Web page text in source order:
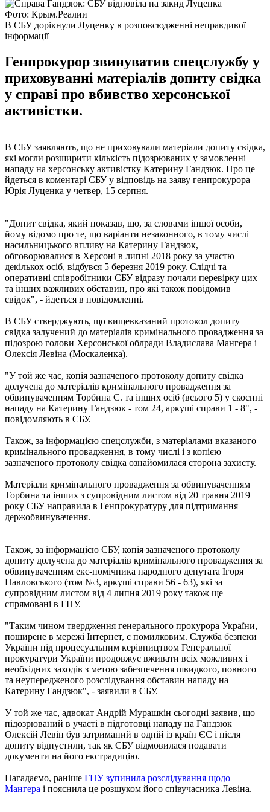
Фото: Крым.Реалии
В СБУ дорікнули Луценку в розповсюдженні неправдивої
інформації
Генпрокурор звинуватив спецслужбу у
приховуванні матеріалів допиту свідка
у справі про вбивство херсонської
активістки.
В СБУ заявляють, що не приховували матеріали допиту свідка,
які могли розширити кількість підозрюваних у замовленні
нападу на херсонську активістку Катерину Гандзюк. Про це
йдеться в коментарі СБУ у відповідь на заяву генпрокурора
Юрія Луценка у четвер, 15 серпня.
"Допит свідка, який показав, що, за словами іншої особи,
йому відомо про те, що варіанти незаконного, в тому числі
насильницького впливу на Катерину Гандзюк,
обговорювалися в Херсоні в липні 2018 року за участю
декількох осіб, відбувся 5 березня 2019 року. Слідчі та
оперативні співробітники СБУ відразу почали перевірку цих
та інших важливих обставин, про які також повідомив
свідок", - йдеться в повідомленні.
В СБУ стверджують, що вищевказаний протокол допиту
свідка залучений до матеріалів кримінального провадження за
підозрою голови Херсонської облради Владислава Мангера і
Олексія Левіна (Москаленка).
"У той же час, копія зазначеного протоколу допиту свідка
долучена до матеріалів кримінального провадження за
обвинуваченням Торбина С. та інших осіб (всього 5) у скоєнні
нападу на Катерину Гандзюк - том 24, аркуші справи 1 - 8", -
повідомляють в СБУ.
Також, за інформацією спецслужби, з матеріалами вказаного
кримінального провадження, в тому числі і з копією
зазначеного протоколу свідка ознайомилася сторона захисту.
Матеріали кримінального провадження за обвинуваченням
Торбина та інших з супровідним листом від 20 травня 2019
року СБУ направила в Генпрокуратуру для підтримання
держобвинувачення.
Також, за інформацією СБУ, копія зазначеного протоколу
допиту долучена до матеріалів кримінального провадження за
обвинуваченням екс-помічника народного депутата Ігоря
Павловського (том №3, аркуші справи 56 - 63), які за
супровідним листом від 4 липня 2019 року також ще
спрямовані в ГПУ.
"Таким чином твердження генерального прокурора України,
поширене в мережі Інтернет, є помилковим. Служба безпеки
України під процесуальним керівництвом Генеральної
прокуратури України продовжує вживати всіх можливих і
необхідних заходів з метою забезпечення швидкого, повного
та неупередженого розслідування обставин нападу на
Катерину Гандзюк", - заявили в СБУ.
У той же час, адвокат Андрій Мурашкін сьогодні заявив, що
підозрюваний в участі в підготовці нападу на Гандзюк
Олексій Левін був затриманий в одній із країн ЄС і після
допиту відпустили, так як СБУ відмовилася подавати
документи на його екстрадицію.
Нагадаємо, раніше ГПУ зупинила розслідування щодо
Мангера і пояснила це розшуком його співучасника Левіна.